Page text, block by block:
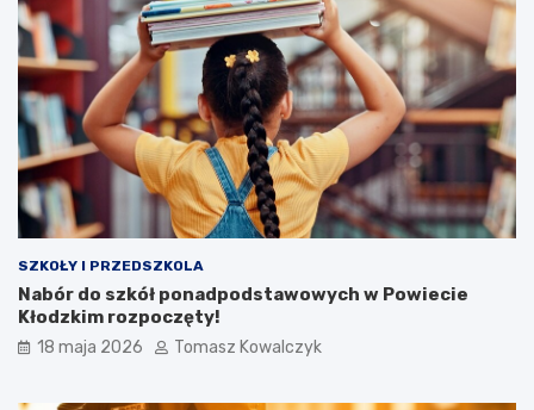
SZKOŁY I PRZEDSZKOLA
Nabór do szkół ponadpodstawowych w Powiecie
Kłodzkim rozpoczęty!
18 maja 2026 Tomasz Kowalczyk